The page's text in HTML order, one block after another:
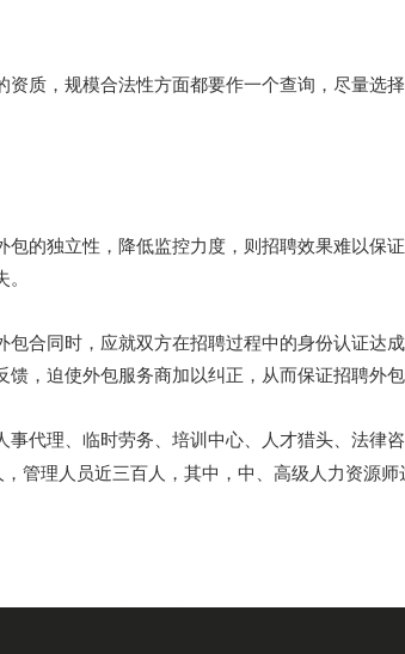
质，规模合法性方面都要作一个查询，尽量选
的独立性，降低监控力度，则招聘效果难以保
合同时，应就双方在招聘过程中的身份认证达
，迫使外包服务商加以纠正，从而保证招聘外包
代理、临时劳务、培训中心、人才猎头、法律
管理人员近三百人，其中，中、高级人力资源师